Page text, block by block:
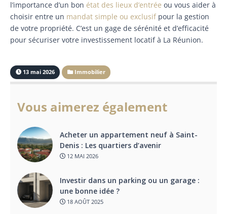
l’importance d’un bon état des lieux d’entrée ou vous aider à
choisir entre un mandat simple ou exclusif pour la gestion
de votre propriété. C’est un gage de sérénité et d’efficacité
pour sécuriser votre investissement locatif à La Réunion.
13 mai 2026 Immobilier
Vous aimerez également
Acheter un appartement neuf à Saint-
Denis : Les quartiers d’avenir
12 MAI 2026
Investir dans un parking ou un garage :
une bonne idée ?
18 AOÛT 2025